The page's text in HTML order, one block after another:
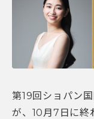
第19回ショパン
が、10月7日に終